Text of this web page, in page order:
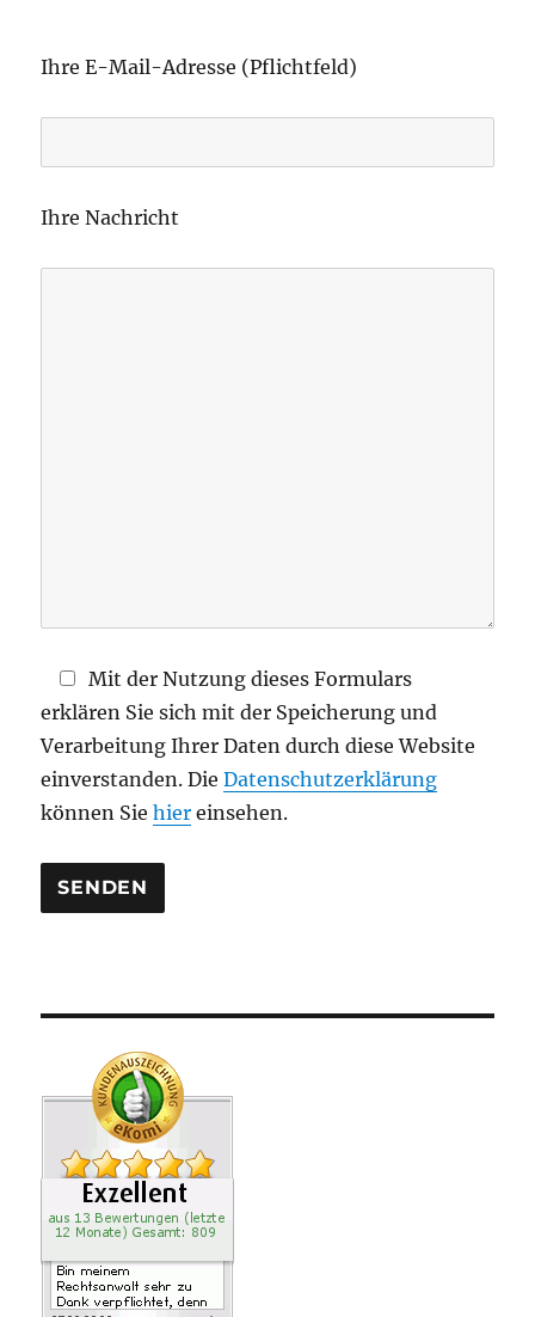
i
e
a
s
l
e
e
r
Ihre E-Mail-Adresse (Pflichtfeld)
Ihre Nachricht
Mit der Nutzung dieses Formulars
erklären Sie sich mit der Speicherung und
Verarbeitung Ihrer Daten durch diese Website
einverstanden. DieDatenschutzerklärung
können Siehier einsehen.